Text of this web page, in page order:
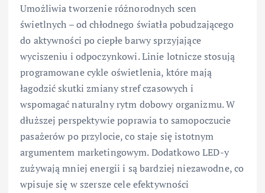
Umożliwia tworzenie różnorodnych scen
świetlnych – od chłodnego światła pobudzającego
do aktywności po ciepłe barwy sprzyjające
wyciszeniu i odpoczynkowi. Linie lotnicze stosują
programowane cykle oświetlenia, które mają
łagodzić skutki zmiany stref czasowych i
wspomagać naturalny rytm dobowy organizmu. W
dłuższej perspektywie poprawia to samopoczucie
pasażerów po przylocie, co staje się istotnym
argumentem marketingowym. Dodatkowo LED-y
zużywają mniej energii i są bardziej niezawodne, co
wpisuje się w szersze cele efektywności